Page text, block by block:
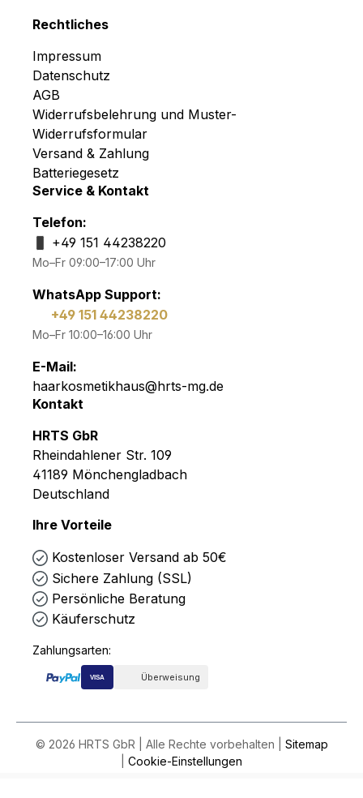
Rechtliches
Impressum
Datenschutz
AGB
Widerrufsbelehrung und Muster-
Widerrufsformular
Versand & Zahlung
Batteriegesetz
Service & Kontakt
Telefon:
+49 151 44238220
Mo–Fr 09:00–17:00 Uhr
WhatsApp Support:
+49 151 44238220
Mo–Fr 10:00–16:00 Uhr
E-Mail:
haarkosmetikhaus@hrts-mg.de
Kontakt
HRTS GbR
Rheindahlener Str. 109
41189 Mönchengladbach
Deutschland
Ihre Vorteile
Kostenloser Versand ab 50€
Sichere Zahlung (SSL)
Persönliche Beratung
Käuferschutz
Zahlungsarten:
VISA Überweisung
© 2026 HRTS GbR | Alle Rechte vorbehalten | Sitemap
Cookie-Einstellungen